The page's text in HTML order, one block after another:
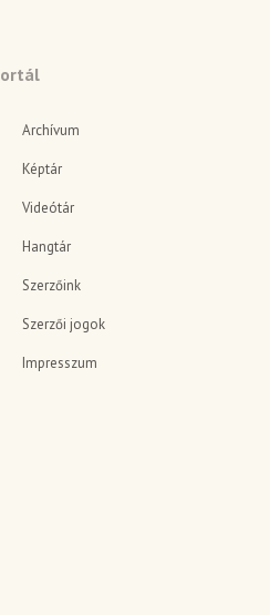
Archívum
Képtár
Videótár
Hangtár
Szerzőink
Szerzői jogok
Impresszum